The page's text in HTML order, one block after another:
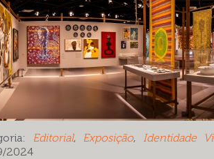
Editorial, Exposição, Identidade
2024